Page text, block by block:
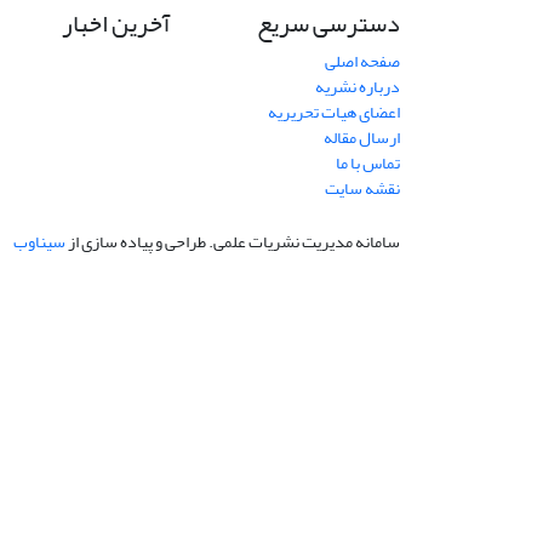
دسترسی سریع
صفحه اصلی
درباره نشریه
اعضای هیات تحریریه
ارسال مقاله
تماس با ما
نقشه سایت
آخرین اخبار
سامانه مدیریت نشریات علمی.طراحی و پیاده سازی ازسیناوب